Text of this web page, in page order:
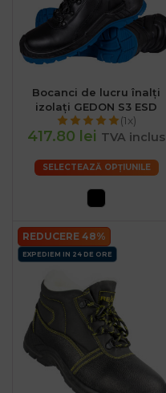
Bocanci de lucru înalți
izolați GEDON S3 ESD
(1x)
417.80 lei TVA inclus
SELECTEAZĂ OPȚIUNILE
REDUCERE 48%
EXPEDIEM IN 24 DE ORE